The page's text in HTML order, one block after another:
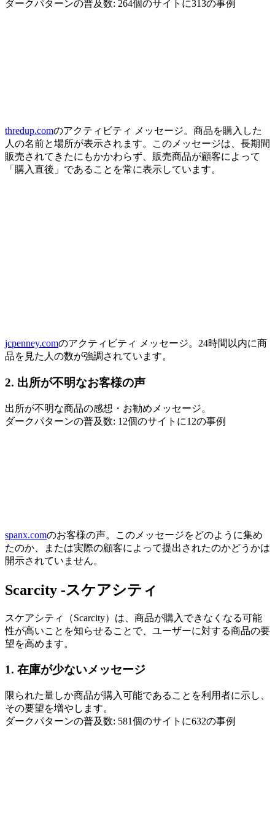
ダークパターンの普及数: 264個のサイトに313の事例
thredup.comのアクティビティ メッセージ。商品を購入した
人の名前と場所が表示されます。このメッセージは、長期間
販売されてきたにもかかわらず、販売商品が顧客によって
「購入直後」であることを常に表示しています。
jcpenney.comのアクティビティ メッセージ。24時間以内に商
品を見た人の数が強調されています。
2. 出所が不明なお客様の声
出所が不明な商品の感想・お勧めメッセージ。
ダークパターンの普及数: 12個のサイトに12の事例
spanx.comのお客様の声。このメッセージをどのように集め
たのか、または実際の顧客によって提出されたのかどうかは
開示されていません。
Scarcity -スケアシティ
スケアシティ（Scarcity）は、商品が購入できなくなる可能
性が高いことを知らせることで、ユーザーに対する商品の要
望を高めます。
1. 在庫が少ないメッセージ
限られた量しか商品が購入可能であることを利用者に示し、
その要望を増やします。
ダークパターンの普及数: 581個のサイトに632の事例